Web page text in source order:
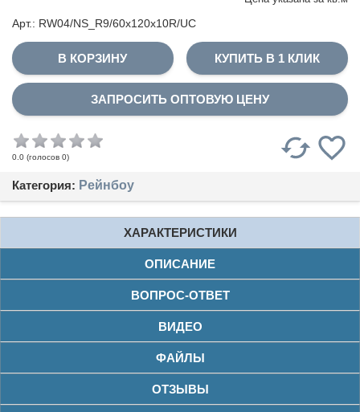
Арт.: RW04/NS_R9/60x120x10R/UC
КУПИТЬ В 1 КЛИК
ЗАПРОСИТЬ ОПТОВУЮ ЦЕНУ
0.0 (голосов 0)
Категория: Рейнбоу
ХАРАКТЕРИСТИКИ
ОПИСАНИЕ
ВОПРОС-ОТВЕТ
ВИДЕО
ФАЙЛЫ
ОТЗЫВЫ